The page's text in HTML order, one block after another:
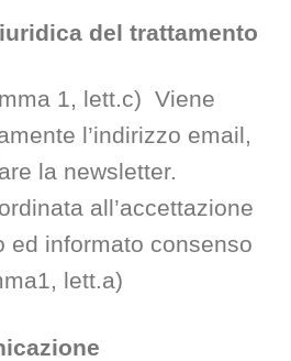
del trattamento
1, lett.c) Viene
l’indirizzo email,
la newsletter.
all’accettazione
ed informato consenso
lett.a)